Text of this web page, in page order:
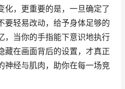
化，更重要的是，一旦确定了
要轻易改动，给予身体足够的
，当你的手指能下意识地执行
藏在画面背后的设置，才真正
神经与肌肉，助你在每一场竞